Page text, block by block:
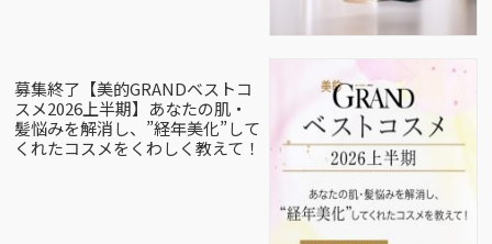
募集終了【美的GRANDベストコ
スメ2026上半期】あなたの肌・
髪悩みを解消し、”経年美化”して
くれたコスメをくわしく教えて！